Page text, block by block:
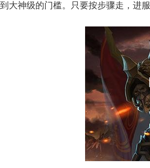
到大神级的门槛。只要按步骤走，进